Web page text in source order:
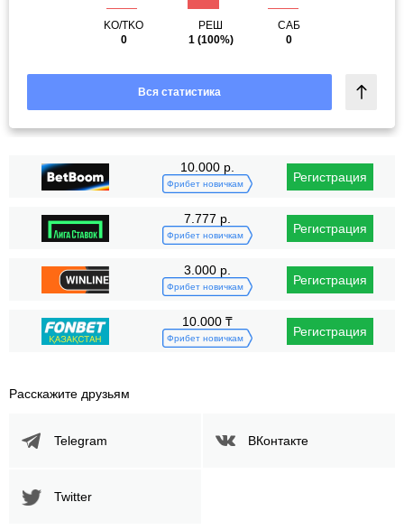
KO/TKO
0
РЕШ
1(100%)
САБ
0
Вся статистика
10.000 р.
Фрибет новичкам Регистрация
7.777 р.
Фрибет новичкам Регистрация
3.000 р.
Фрибет новичкам Регистрация
10.000 ₸
Фрибет новичкам Регистрация
Расскажите друзьям
Telegram ВКонтакте
Twitter